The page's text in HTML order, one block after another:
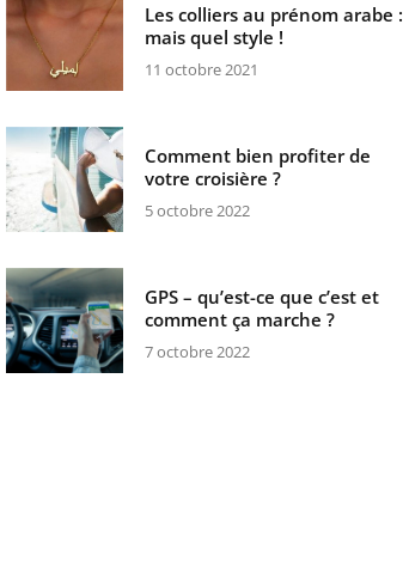
Les colliers au prénom arabe :
mais quel style !
11 octobre 2021
Comment bien profiter de
votre croisière ?
5 octobre 2022
GPS – qu’est-ce que c’est et
comment ça marche ?
7 octobre 2022